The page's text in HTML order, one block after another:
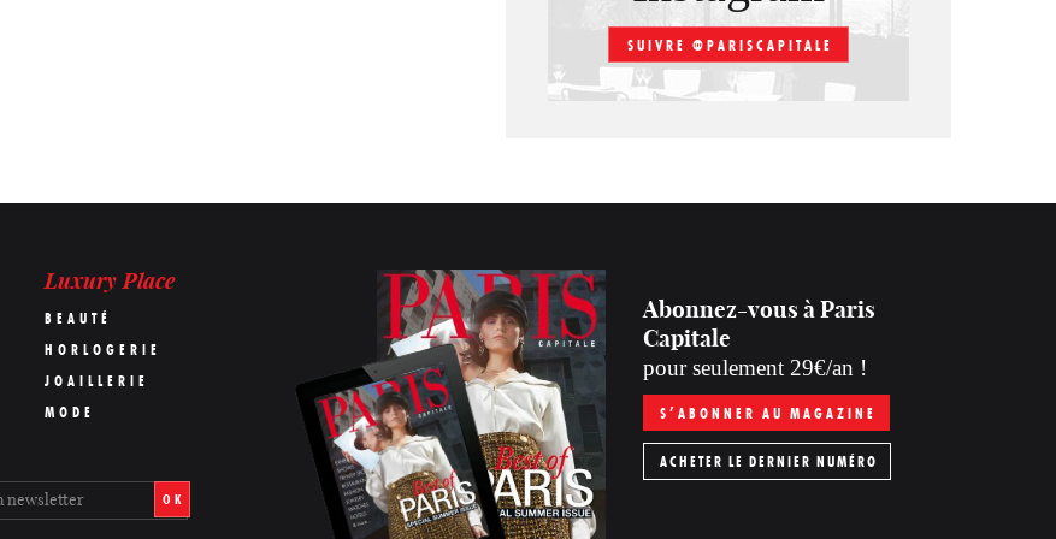
SUIVRE @PARISCAPITALE
Luxury Place
BEAUTÉ
HORLOGERIE
JOAILLERIE
MODE
OK
Abonnez-vous à Paris
Capitale
pour seulement 29€/an !
S’ABONNER AU MAGAZINE
ACHETER LE DERNIER NUMÉRO